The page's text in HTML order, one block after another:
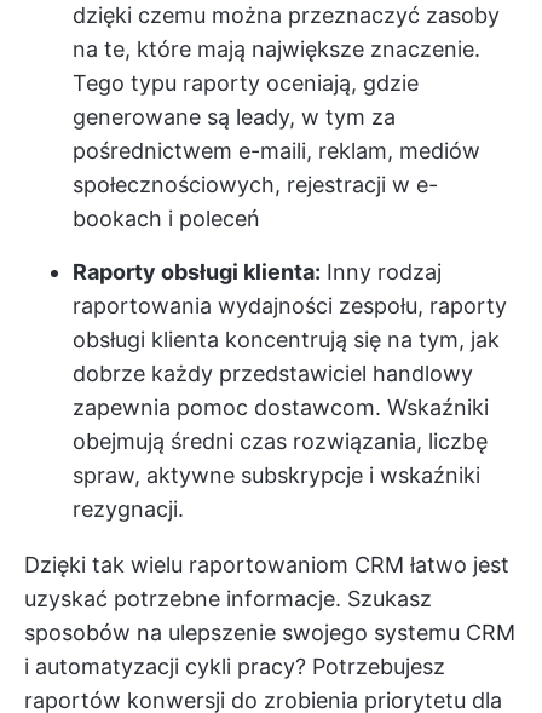
dzięki czemu można przeznaczyć zasoby
na te, które mają największe znaczenie.
Tego typu raporty oceniają, gdzie
generowane są leady, w tym za
pośrednictwem e-maili, reklam, mediów
społecznościowych, rejestracji w e-
bookach i poleceń
Raporty obsługi klienta: Inny rodzaj
raportowania wydajności zespołu, raporty
obsługi klienta koncentrują się na tym, jak
dobrze każdy przedstawiciel handlowy
zapewnia pomoc dostawcom. Wskaźniki
obejmują średni czas rozwiązania, liczbę
spraw, aktywne subskrypcje i wskaźniki
rezygnacji.
Dzięki tak wielu raportowaniom CRM łatwo jest
uzyskać potrzebne informacje. Szukasz
sposobów na ulepszenie swojego systemu CRM
i automatyzacji cykli pracy? Potrzebujesz
raportów konwersji do zrobienia priorytetu dla